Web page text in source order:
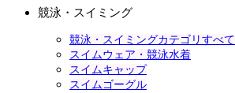
競泳・スイミング
競泳・スイミングカテゴリすべて
スイムウェア・競泳水着
スイムキャップ
スイムゴーグル